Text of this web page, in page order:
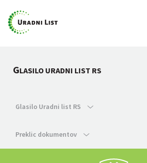
GLASILO URADNI LIST RS
Glasilo Uradni list RS
Preklic dokumentov